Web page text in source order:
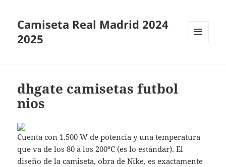
Camiseta Real Madrid 2024
2025
dhgate camisetas futbol
nios
Cuenta con 1.500 W de potencia y una temperatura
que va de los 80 a los 200ºC (es lo estándar). El
diseño de la camiseta, obra de Nike, es exactamente